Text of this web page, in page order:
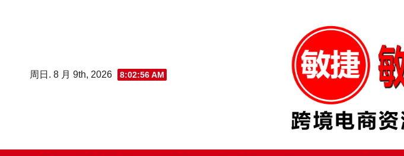
周日. 8 月 9th, 2026 8:02:57 AM